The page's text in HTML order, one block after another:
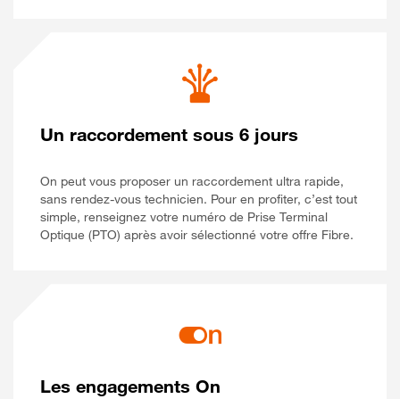
Un raccordement sous 6 jours
On peut vous proposer un raccordement ultra rapide,
sans rendez-vous technicien. Pour en profiter, c’est tout
simple, renseignez votre numéro de Prise Terminal
Optique (PTO) après avoir sélectionné votre offre Fibre.
Les engagements On